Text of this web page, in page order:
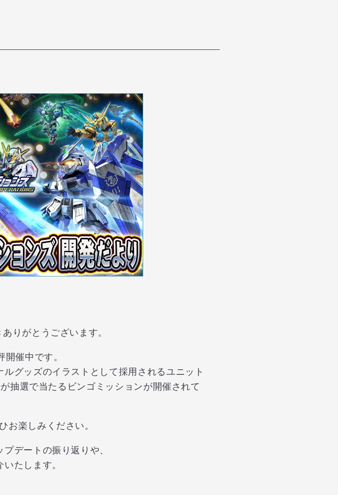
りがとうございます。
催中です。
グッズのイラストとして採用されるユニット
抽選で当たるビンゴミッションが開催されて
お楽しみください。
デートの振り返りや、
たします。